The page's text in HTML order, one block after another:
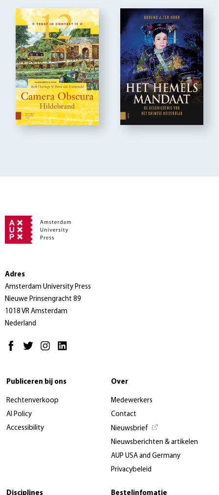
Adres
Amsterdam University Press
Nieuwe Prinsengracht 89
1018 VR Amsterdam
Nederland
Publiceren bij ons
Rechtenverkoop
AI Policy
Accessibility
Over
Medewerkers
Contact
Nieuwsbrief
Nieuwsberichten & artikelen
AUP USA and Germany
Privacybeleid
Disciplines Bestelinfomatie